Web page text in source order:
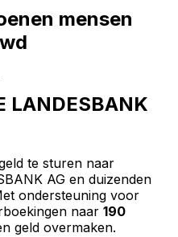
mensen
LANDESBANK
te sturen naar
AG en duizenden
ondersteuning voor
naar 190
geld overmaken.